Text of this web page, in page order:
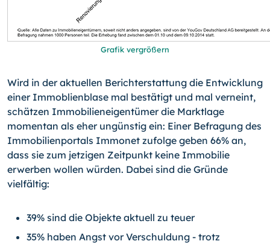
Grafik vergrößern
Wird in der aktuellen Berichterstattung die Entwicklung
einer Immoblienblase mal bestätigt und mal verneint,
schätzen Immobilieneigentümer die Marktlage
momentan als eher ungünstig ein: Einer Befragung des
Immobilienportals Immonet zufolge geben 66% an,
dass sie zum jetzigen Zeitpunkt keine Immobilie
erwerben wollen würden. Dabei sind die Gründe
vielfältig:
39% sind die Objekte aktuell zu teuer
35% haben Angst vor Verschuldung - trotz